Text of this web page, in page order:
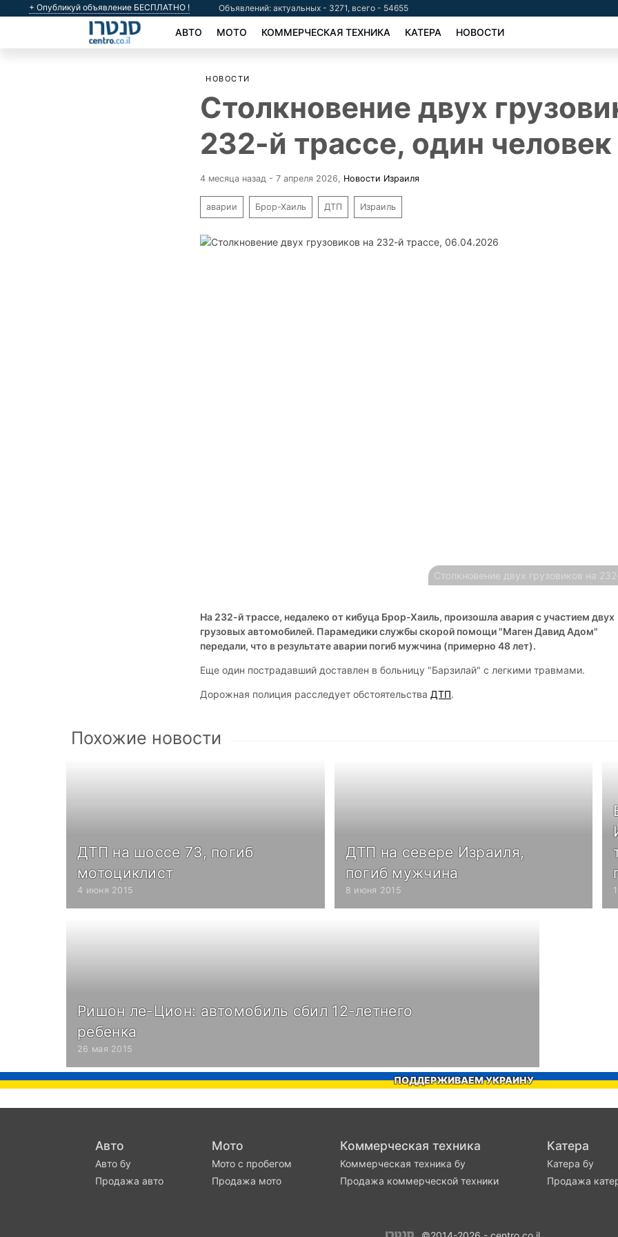
+ Опубликуй объявление БЕСПЛАТНО ! Объявлений: актуальных - 3271, всего - 54655
АВТО МОТО КОММЕРЧЕСКАЯ ТЕХНИКА КАТЕРА НОВОСТИ
НОВОСТИ
Столкновение двух
232-й трассе, один человек
4 месяца назад - 7 апреля 2026 Новости Израиля
аварии Брор-Хаиль ДТП Израиль
Столкновение двух грузовиков на
На 232-й трассе, недалеко от кибуца Брор-Хаиль, произошла авария с участием двух
грузовых автомобилей. Парамедики службы скорой помощи "Маген Давид Адом"
передали, что в результате аварии погиб мужчина (примерно 48 лет).
Еще один пострадавший доставлен в больницу "Барзилай" с легкими травмами.
Дорожная полиция расследует обстоятельства ДТП.
Похожие новости
ДТП на шоссе 73, погиб
мотоциклист
4 июня 2015
ДТП на севере Израиля,
погиб мужчина
8 июня 2015
Ришон ле-Цион: автомобиль сбил 12-летнего
ребенка
26 мая 2015
ПОДДЕРЖИВАЕМ УКРАИНУ
Авто
Авто бу
Продажа авто
Мото
Мото с пробегом
Продажа мото
Коммерческая техника
Коммерческая техника бу
Продажа коммерческой техники
Катера
Катера бу
Продажа